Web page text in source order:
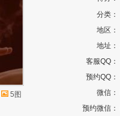
5图
分类：
地区：
地址：
客服QQ：
预约QQ：
微信：
预约微信：